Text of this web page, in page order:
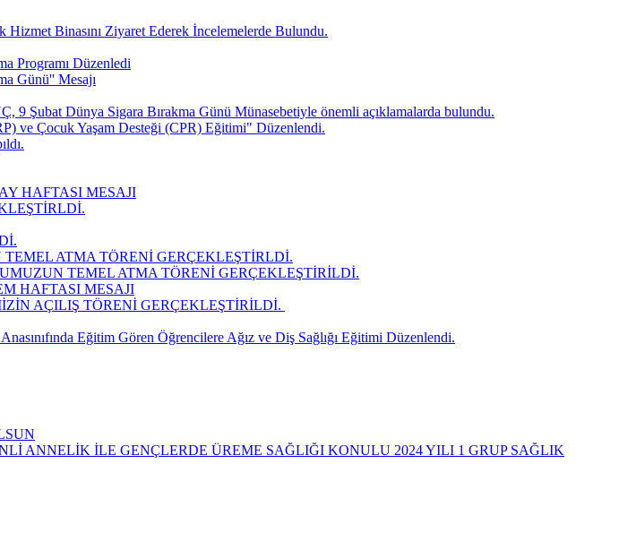
Binasını Ziyaret Ederek İncelemelerde Bulundu.
Programı Düzenledi
Günü'' Mesajı
9 Şubat Dünya Sigara Bırakma Günü Münasebetiyle önemli açıklamalarda bulundu.
ve Çocuk Yaşam Desteği (CPR) Eğitimi" Düzenlendi.
HAFTASI MESAJI
ATMA TÖRENİ GERÇEKLEŞTİRLDİ.
TEMEL ATMA TÖRENİ GERÇEKLEŞTİRİLDİ.
HAFTASI MESAJI
AÇILIŞ TÖRENİ GERÇEKLEŞTİRİLDİ.
Eğitim Gören Öğrencilere Ağız ve Diş Sağlığı Eğitimi Düzenlendi.
ANNELİK İLE GENÇLERDE ÜREME SAĞLIĞI KONULU 2024 YILI 1 GRUP SAĞLIK